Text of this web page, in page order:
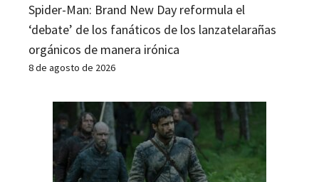
Spider-Man: Brand New Day reformula el
‘debate’ de los fanáticos de los lanzatelarañas
orgánicos de manera irónica
8 de agosto de 2026